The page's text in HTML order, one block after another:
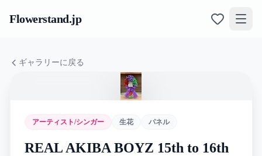
Flowerstand.jp
ギャラリーに戻る
アーティスト/シンガー 生花 パネル
REAL AKIBA BOYZ 15th to 16th